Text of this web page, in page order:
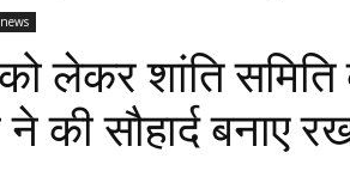
news
को लेकर शांति
की सौहार्द बनाए